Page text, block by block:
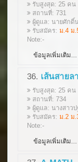
รับสูงสุด: 25 คน
สถานที่: 731
ผู้ดูแล: นายศักดิ์
รับสมัคร: ม.4 ม
Note:-
ข้อมูลเพิ่มเติม...
36. เส้นสายล
รับสูงสุด: 25 คน
สถานที่: 734
ผู้ดูแล: นางสาว
รับสมัคร: ม.2 ม
Note:-
ข้อมูลเพิ่มเติม...